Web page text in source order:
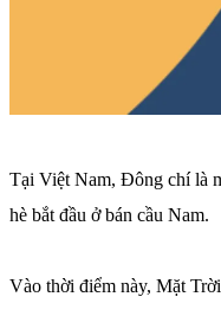
Tại Việt Nam, Đông chí là
hè bắt đầu ở bán cầu Nam.
Vào thời điểm này, Mặt